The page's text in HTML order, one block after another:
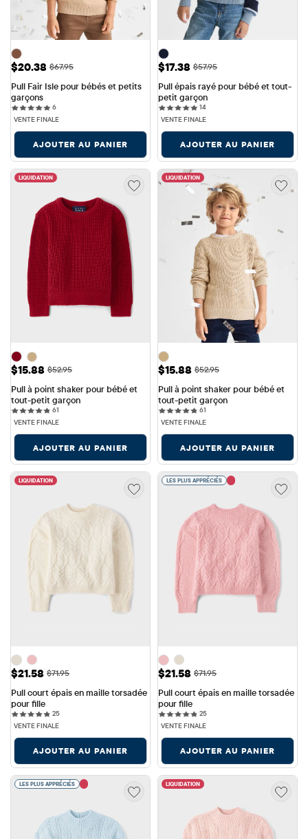
Prix ​​de vente: $20.38
$20.38 Prix ​​d'origine: $67.95
$67.95
Pull Fair Isle pour bébés et petits
garçons
66 reviews
VENTE FINALE
AJOUTER AU PANIER
Prix ​​de vente: $17.38
$17.38 Prix ​​d'origine: $57.95
$57.95
Pull épais rayé pour bébé et tout-
petit garçon
1414 reviews
VENTE FINALE
AJOUTER AU PANIER
LIQUIDATION
Prix ​​de vente: $15.88
$15.88 Prix ​​d'origine: $52.95
$52.95
Pull à point shaker pour bébé et
tout-petit garçon
61
VENTE FINALE
AJOUTER AU PANIER
LIQUIDATION
Prix ​​de vente: $15.88
$15.88 Prix ​​d'origine: $52.95
$52.95
Pull à point shaker pour bébé et
tout-petit garçon
61
VENTE FINALE
AJOUTER AU PANIER
LIQUIDATION
Prix ​​de vente: $21.58
$21.58 Prix ​​d'origine: $71.95
$71.95
Pull court épais en maille torsadée
pour fille
2525 reviews
VENTE FINALE
AJOUTER AU PANIER
LES PLUS APPRÉCIÉS
Prix ​​de vente: $21.58
$21.58 Prix ​​d'origine: $71.95
$71.95
Pull court épais en maille torsadée
pour fille
2525 reviews
VENTE FINALE
AJOUTER AU PANIER
LES PLUS APPRÉCIÉS LIQUIDATION